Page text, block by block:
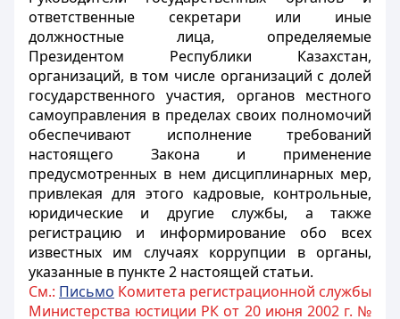
ответственные секретари или иные
должностные лица, определяемые
Президентом Республики Казахстан,
организаций, в том числе организаций с долей
государственного участия, органов местного
самоуправления в пределах своих полномочий
обеспечивают исполнение требований
настоящего Закона и применение
предусмотренных в нем дисциплинарных мер,
привлекая для этого кадровые, контрольные,
юридические и другие службы, а также
регистрацию и информирование обо всех
известных им случаях коррупции в органы,
указанные в пункте 2 настоящей статьи.
См.: Письмо Комитета регистрационной службы
Министерства юстиции РК от 20 июня 2002 г. №